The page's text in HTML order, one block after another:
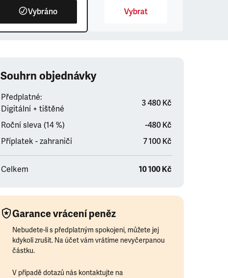
Vybráno Vybrat
Souhrn objednávky
Předplatné:
Digitální + tištěné
3 480 Kč
Roční sleva (14 %)
-480 Kč
Příplatek - zahraničí
7 100 Kč
Celkem 10 100 Kč
Garance vrácení peněz
Nebudete-li s předplatným spokojeni, můžete jej
kdykoli zrušit. Na účet vám vrátíme nevyčerpanou
částku.
V případě dotazů nás kontaktujte na